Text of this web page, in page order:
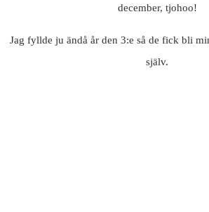
december, tjohoo!
Jag fyllde ju ändå år den 3:e så de fick bli
själv.